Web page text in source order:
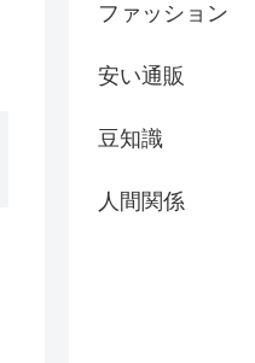
ファッション
安い通販
豆知識
人間関係